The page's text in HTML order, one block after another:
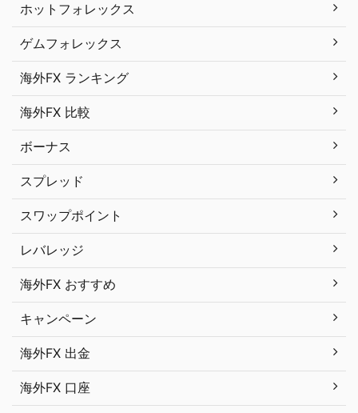
ホットフォレックス
ゲムフォレックス
海外FX ランキング
海外FX 比較
ボーナス
スプレッド
スワップポイント
レバレッジ
海外FX おすすめ
キャンペーン
海外FX 出金
海外FX 口座